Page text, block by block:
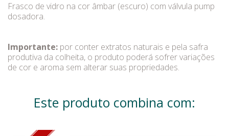
Frasco de vidro na cor âmbar (escuro) com válvula pump
dosadora.
Importante: por conter extratos naturais e pela safra
produtiva da colheita, o produto poderá sofrer variações
de cor e aroma sem alterar suas propriedades.
Este produto combina com: